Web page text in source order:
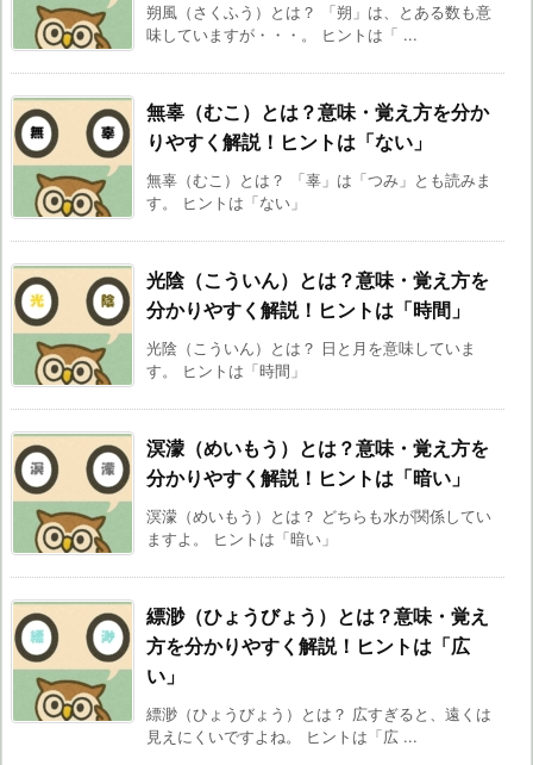
朔風（さくふう）とは？ 「朔」は、とある数も意
味していますが・・・。 ヒントは「 ...
無辜（むこ）とは？意味・覚え方を分か
りやすく解説！ヒントは「ない」
無辜（むこ）とは？ 「辜」は「つみ」とも読みま
す。 ヒントは「ない」
光陰（こういん）とは？意味・覚え方を
分かりやすく解説！ヒントは「時間」
光陰（こういん）とは？ 日と月を意味していま
す。 ヒントは「時間」
溟濛（めいもう）とは？意味・覚え方を
分かりやすく解説！ヒントは「暗い」
溟濛（めいもう）とは？ どちらも水が関係してい
ますよ。 ヒントは「暗い」
縹渺（ひょうびょう）とは？意味・覚え
方を分かりやすく解説！ヒントは「広
い」
縹渺（ひょうびょう）とは？ 広すぎると、遠くは
見えにくいですよね。 ヒントは「広 ...